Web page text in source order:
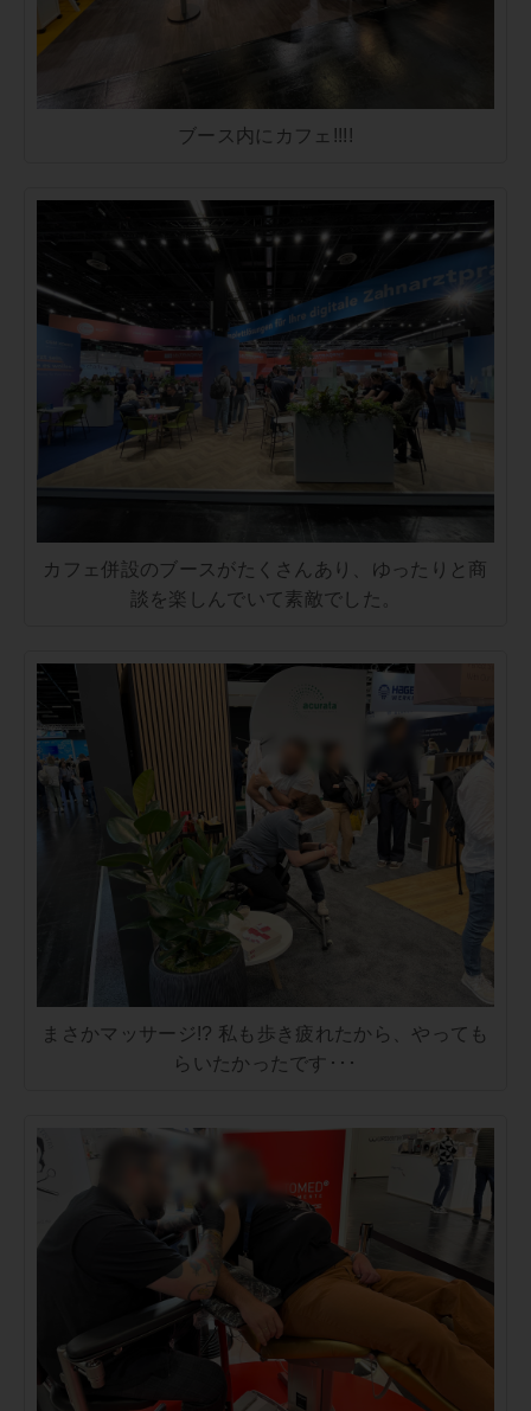
ブース内にカフェ!!!!
カフェ併設のブースがたくさんあり、ゆったりと商
談を楽しんでいて素敵でした。
まさかマッサージ!? 私も歩き疲れたから、やっても
らいたかったです･･･